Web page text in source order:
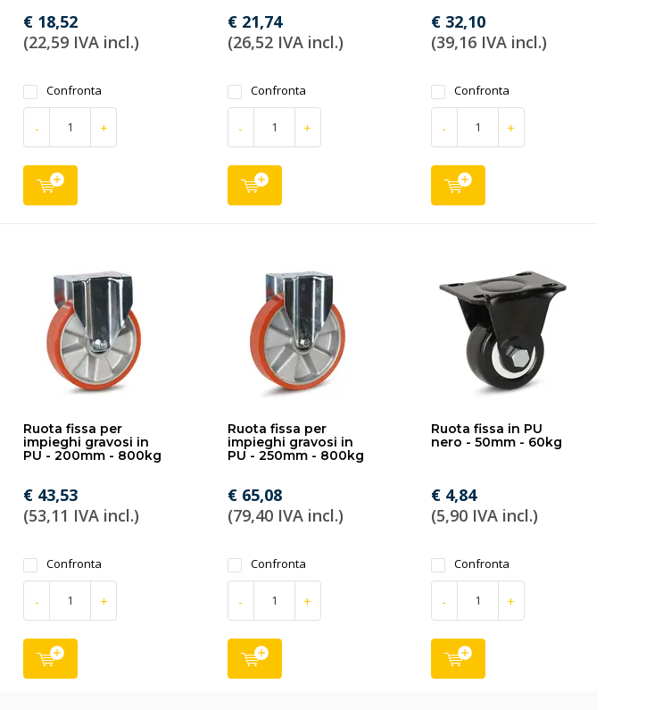
€ 18,52
(22,59 IVA incl.)
Confronta
- +
€ 21,74
(26,52 IVA incl.)
Confronta
- +
€ 32,10
(39,16 IVA incl.)
Confronta
- +
Ruota fissa per
impieghi gravosi in
PU - 200mm - 800kg
€ 43,53
(53,11 IVA incl.)
Confronta
- +
Ruota fissa per
impieghi gravosi in
PU - 250mm - 800kg
€ 65,08
(79,40 IVA incl.)
Confronta
- +
Ruota fissa in PU
nero - 50mm - 60kg
€ 4,84
(5,90 IVA incl.)
Confronta
- +